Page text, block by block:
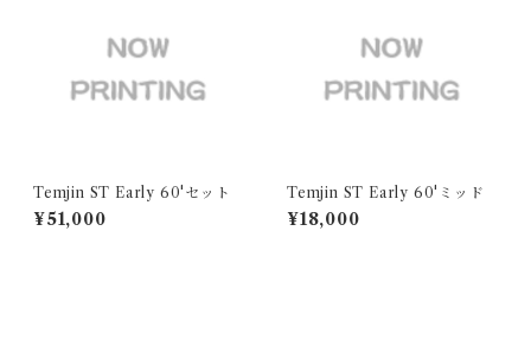
Temjin ST Early 60'セット
¥51,000
Temjin ST Early 60'ミッド
¥18,000